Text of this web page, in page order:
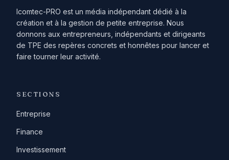
Icomtec-PRO est un média indépendant dédié à la
création et à la gestion de petite entreprise. Nous
donnons aux entrepreneurs, indépendants et dirigeants
de TPE des repères concrets et honnêtes pour lancer et
faire tourner leur activité.
SECTIONS
Entreprise
Finance
Investissement